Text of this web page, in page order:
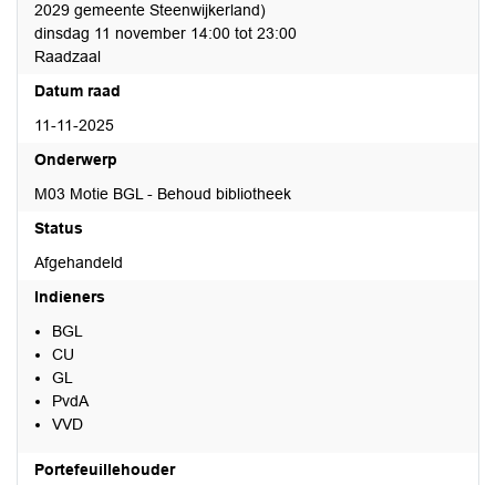
2029 gemeente Steenwijkerland)
dinsdag 11 november 14:00 tot 23:00
Raadzaal
Datum raad
11-11-2025
Onderwerp
M03 Motie BGL - Behoud bibliotheek
Status
Afgehandeld
Indieners
BGL
CU
GL
PvdA
VVD
Portefeuillehouder